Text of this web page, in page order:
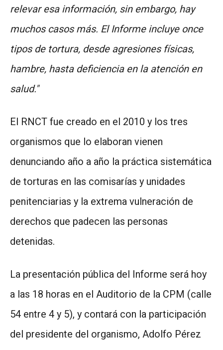
relevar esa información, sin embargo, hay
muchos casos más. El Informe incluye once
tipos de tortura, desde agresiones físicas,
hambre, hasta deficiencia en la atención en
salud."
El RNCT fue creado en el 2010 y los tres
organismos que lo elaboran vienen
denunciando año a año la práctica sistemática
de torturas en las comisarías y unidades
penitenciarias y la extrema vulneración de
derechos que padecen las personas
detenidas.
La presentación pública del Informe será hoy
a las 18 horas en el Auditorio de la CPM (calle
54 entre 4 y 5), y contará con la participación
del presidente del organismo, Adolfo Pérez